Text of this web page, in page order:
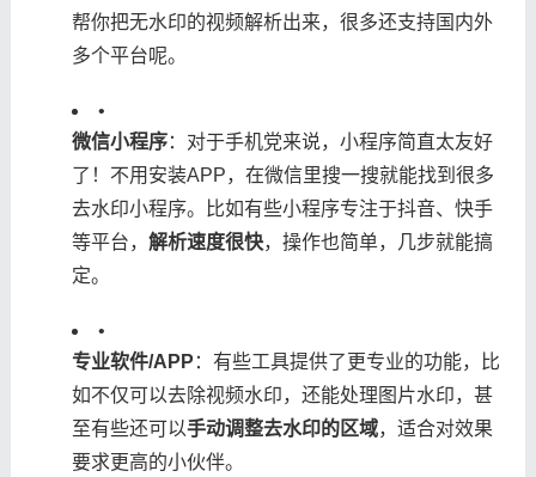
帮你把无水印的视频解析出来，很多还支持国内外
多个平台呢。
•
​微信小程序​​：对于手机党来说，小程序简直太友好
了！不用安装APP，在微信里搜一搜就能找到很多
去水印小程序。比如有些小程序专注于抖音、快手
等平台，​ ​解析速度很快​​，操作也简单，几步就能搞
定。
•
​专业软件/APP​ ​：有些工具提供了更专业的功能，比
如不仅可以去除视频水印，还能处理图片水印，甚
至有些还可以​​手动调整去水印的区域​​，适合对效果
要求更高的小伙伴。